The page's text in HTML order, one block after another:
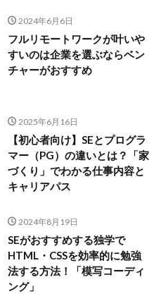
2024年6月6日
フルリモートワークが叶いや
すいのは企業を選ぶならベン
チャーがおすすめ
2025年6月16日
【初心者向け】SEとプログラ
マー（PG）の違いとは？「家
づくり」でわかる仕事内容と
キャリアパス
2024年8月19日
SEがおすすめする独学で
HTML・CSSを効率的に勉強
法する方法！「模写コーディ
ング」